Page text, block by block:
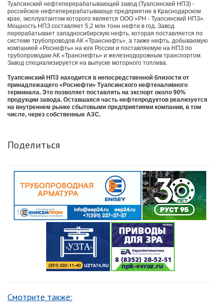
Туапсинский нефтеперерабатывающий завод (Туапсинский НПЗ) -
российское нефтеперерабатывающе предприятие в Краснодарском
крае, эксплуатантом которого является ООО «РН - Туапсинский НПЗ».
Мощность НПЗ составляет 5,2 млн тонн нефти в год. Завод
перерабатывает западносибирскую нефть, которая поставляется по
системе трубопроводов АК «Транснефть», а также нефть, добываемую
компанией «Роснефть» на юге России и поставляемую на НПЗ по
трубопроводам АК «Транснефть» и железнодорожным транспортом.
Завод специализируется на выпуске моторного топлива.
Туапсинский НПЗ находится в непосредственной близости от
принадлежащего «Роснефти» Туапсинского нефтеналивного
терминала. Это позволяет поставлять на экспорт около 90%
продукции завода. Оставшаяся часть нефтепродуктов реализуется
на внутреннем рынке сбытовыми предприятиями компании, в том
числе, через собственные АЗС.
Поделиться
Смотрите также: